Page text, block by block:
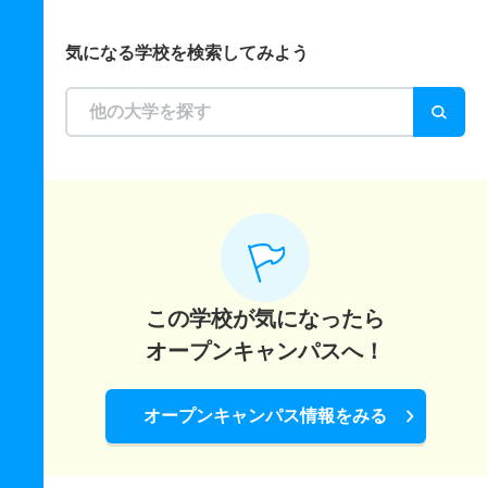
気になる学校を検索してみよう
この学校が気になったら
オープンキャンパスへ！
オープンキャンパス情報をみる